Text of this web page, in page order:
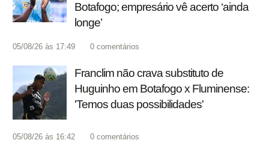
Botafogo; empresário vê acerto ‘ainda
longe’
05/08/26 às 17:49 0 comentários
Franclim não crava substituto de
Huguinho em Botafogo x Fluminense:
'Temos duas possibilidades'
05/08/26 às 16:42 0 comentários